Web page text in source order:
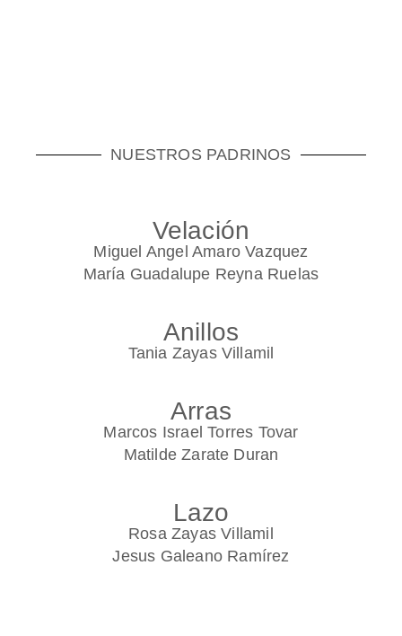
NUESTROS PADRINOS
Velación
Miguel Angel Amaro Vazquez
María Guadalupe Reyna Ruelas
Anillos
Tania Zayas Villamil
Arras
Marcos Israel Torres Tovar
Matilde Zarate Duran
Lazo
Rosa Zayas Villamil
Jesus Galeano Ramírez